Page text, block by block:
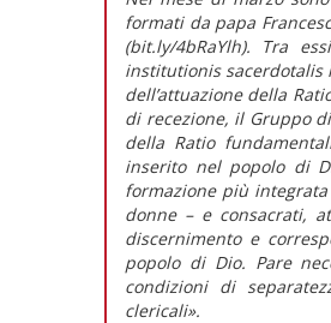
formati da papa
(bit.ly/4bRaYlh). Tra
institutionis sacerdotalis
dell’attuazione della
di recezione, il Gruppo
della Ratio
inserito nel popolo di
formazione più
donne – e consacrati,
discernimento e
popolo di Dio. Pare
condizioni di
clericali».